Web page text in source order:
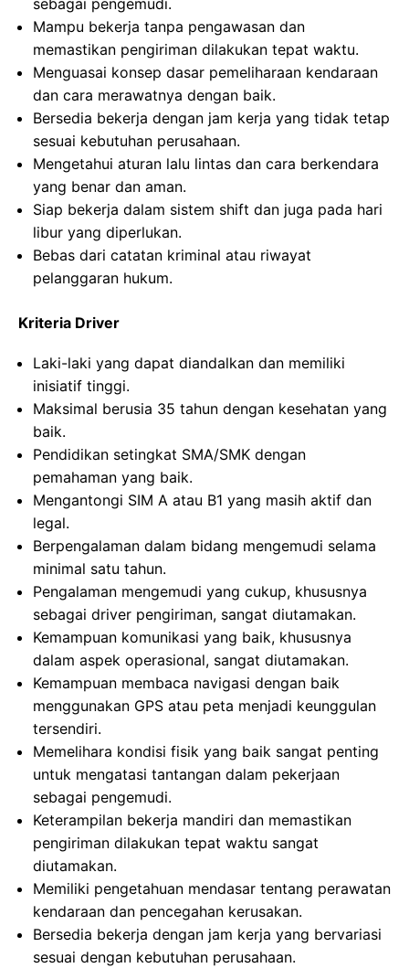
sebagai pengemudi.
Mampu bekerja tanpa pengawasan dan
memastikan pengiriman dilakukan tepat waktu.
Menguasai konsep dasar pemeliharaan kendaraan
dan cara merawatnya dengan baik.
Bersedia bekerja dengan jam kerja yang tidak tetap
sesuai kebutuhan perusahaan.
Mengetahui aturan lalu lintas dan cara berkendara
yang benar dan aman.
Siap bekerja dalam sistem shift dan juga pada hari
libur yang diperlukan.
Bebas dari catatan kriminal atau riwayat
pelanggaran hukum.
Kriteria Driver
Laki-laki yang dapat diandalkan dan memiliki
inisiatif tinggi.
Maksimal berusia 35 tahun dengan kesehatan yang
baik.
Pendidikan setingkat SMA/SMK dengan
pemahaman yang baik.
Mengantongi SIM A atau B1 yang masih aktif dan
legal.
Berpengalaman dalam bidang mengemudi selama
minimal satu tahun.
Pengalaman mengemudi yang cukup, khususnya
sebagai driver pengiriman, sangat diutamakan.
Kemampuan komunikasi yang baik, khususnya
dalam aspek operasional, sangat diutamakan.
Kemampuan membaca navigasi dengan baik
menggunakan GPS atau peta menjadi keunggulan
tersendiri.
Memelihara kondisi fisik yang baik sangat penting
untuk mengatasi tantangan dalam pekerjaan
sebagai pengemudi.
Keterampilan bekerja mandiri dan memastikan
pengiriman dilakukan tepat waktu sangat
diutamakan.
Memiliki pengetahuan mendasar tentang perawatan
kendaraan dan pencegahan kerusakan.
Bersedia bekerja dengan jam kerja yang bervariasi
sesuai dengan kebutuhan perusahaan.